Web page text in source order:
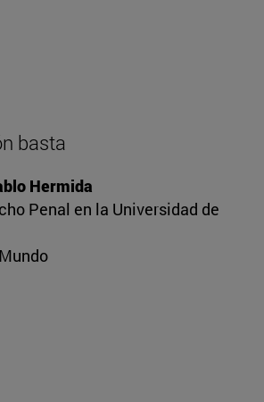
basta
Hermida
Penal en la Universidad de